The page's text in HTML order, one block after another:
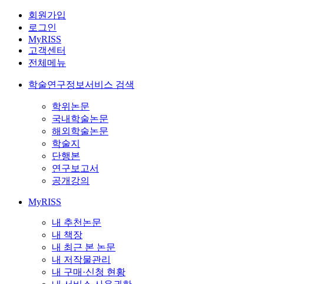
회원가입
로그인
MyRISS
고객센터
전체메뉴
학술연구정보서비스 검색
학위논문
국내학술논문
해외학술논문
학술지
단행본
연구보고서
공개강의
MyRISS
내 추천논문
내 책장
내 최근 본 논문
내 저작물관리
내 구매·신청 현황